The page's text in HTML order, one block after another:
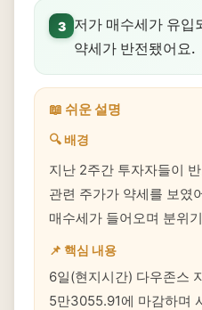
3
저가 매수세가 유입
약세가 반전됐어요.
📖 쉬운 설명
🔍 배경
지난 2주간 투자자들이
관련 주가가 약세를 보였
매수세가 들어오며 분위
📌 핵심 내용
6일(현지시간) 다우존스
5만3055.91에 마감하며